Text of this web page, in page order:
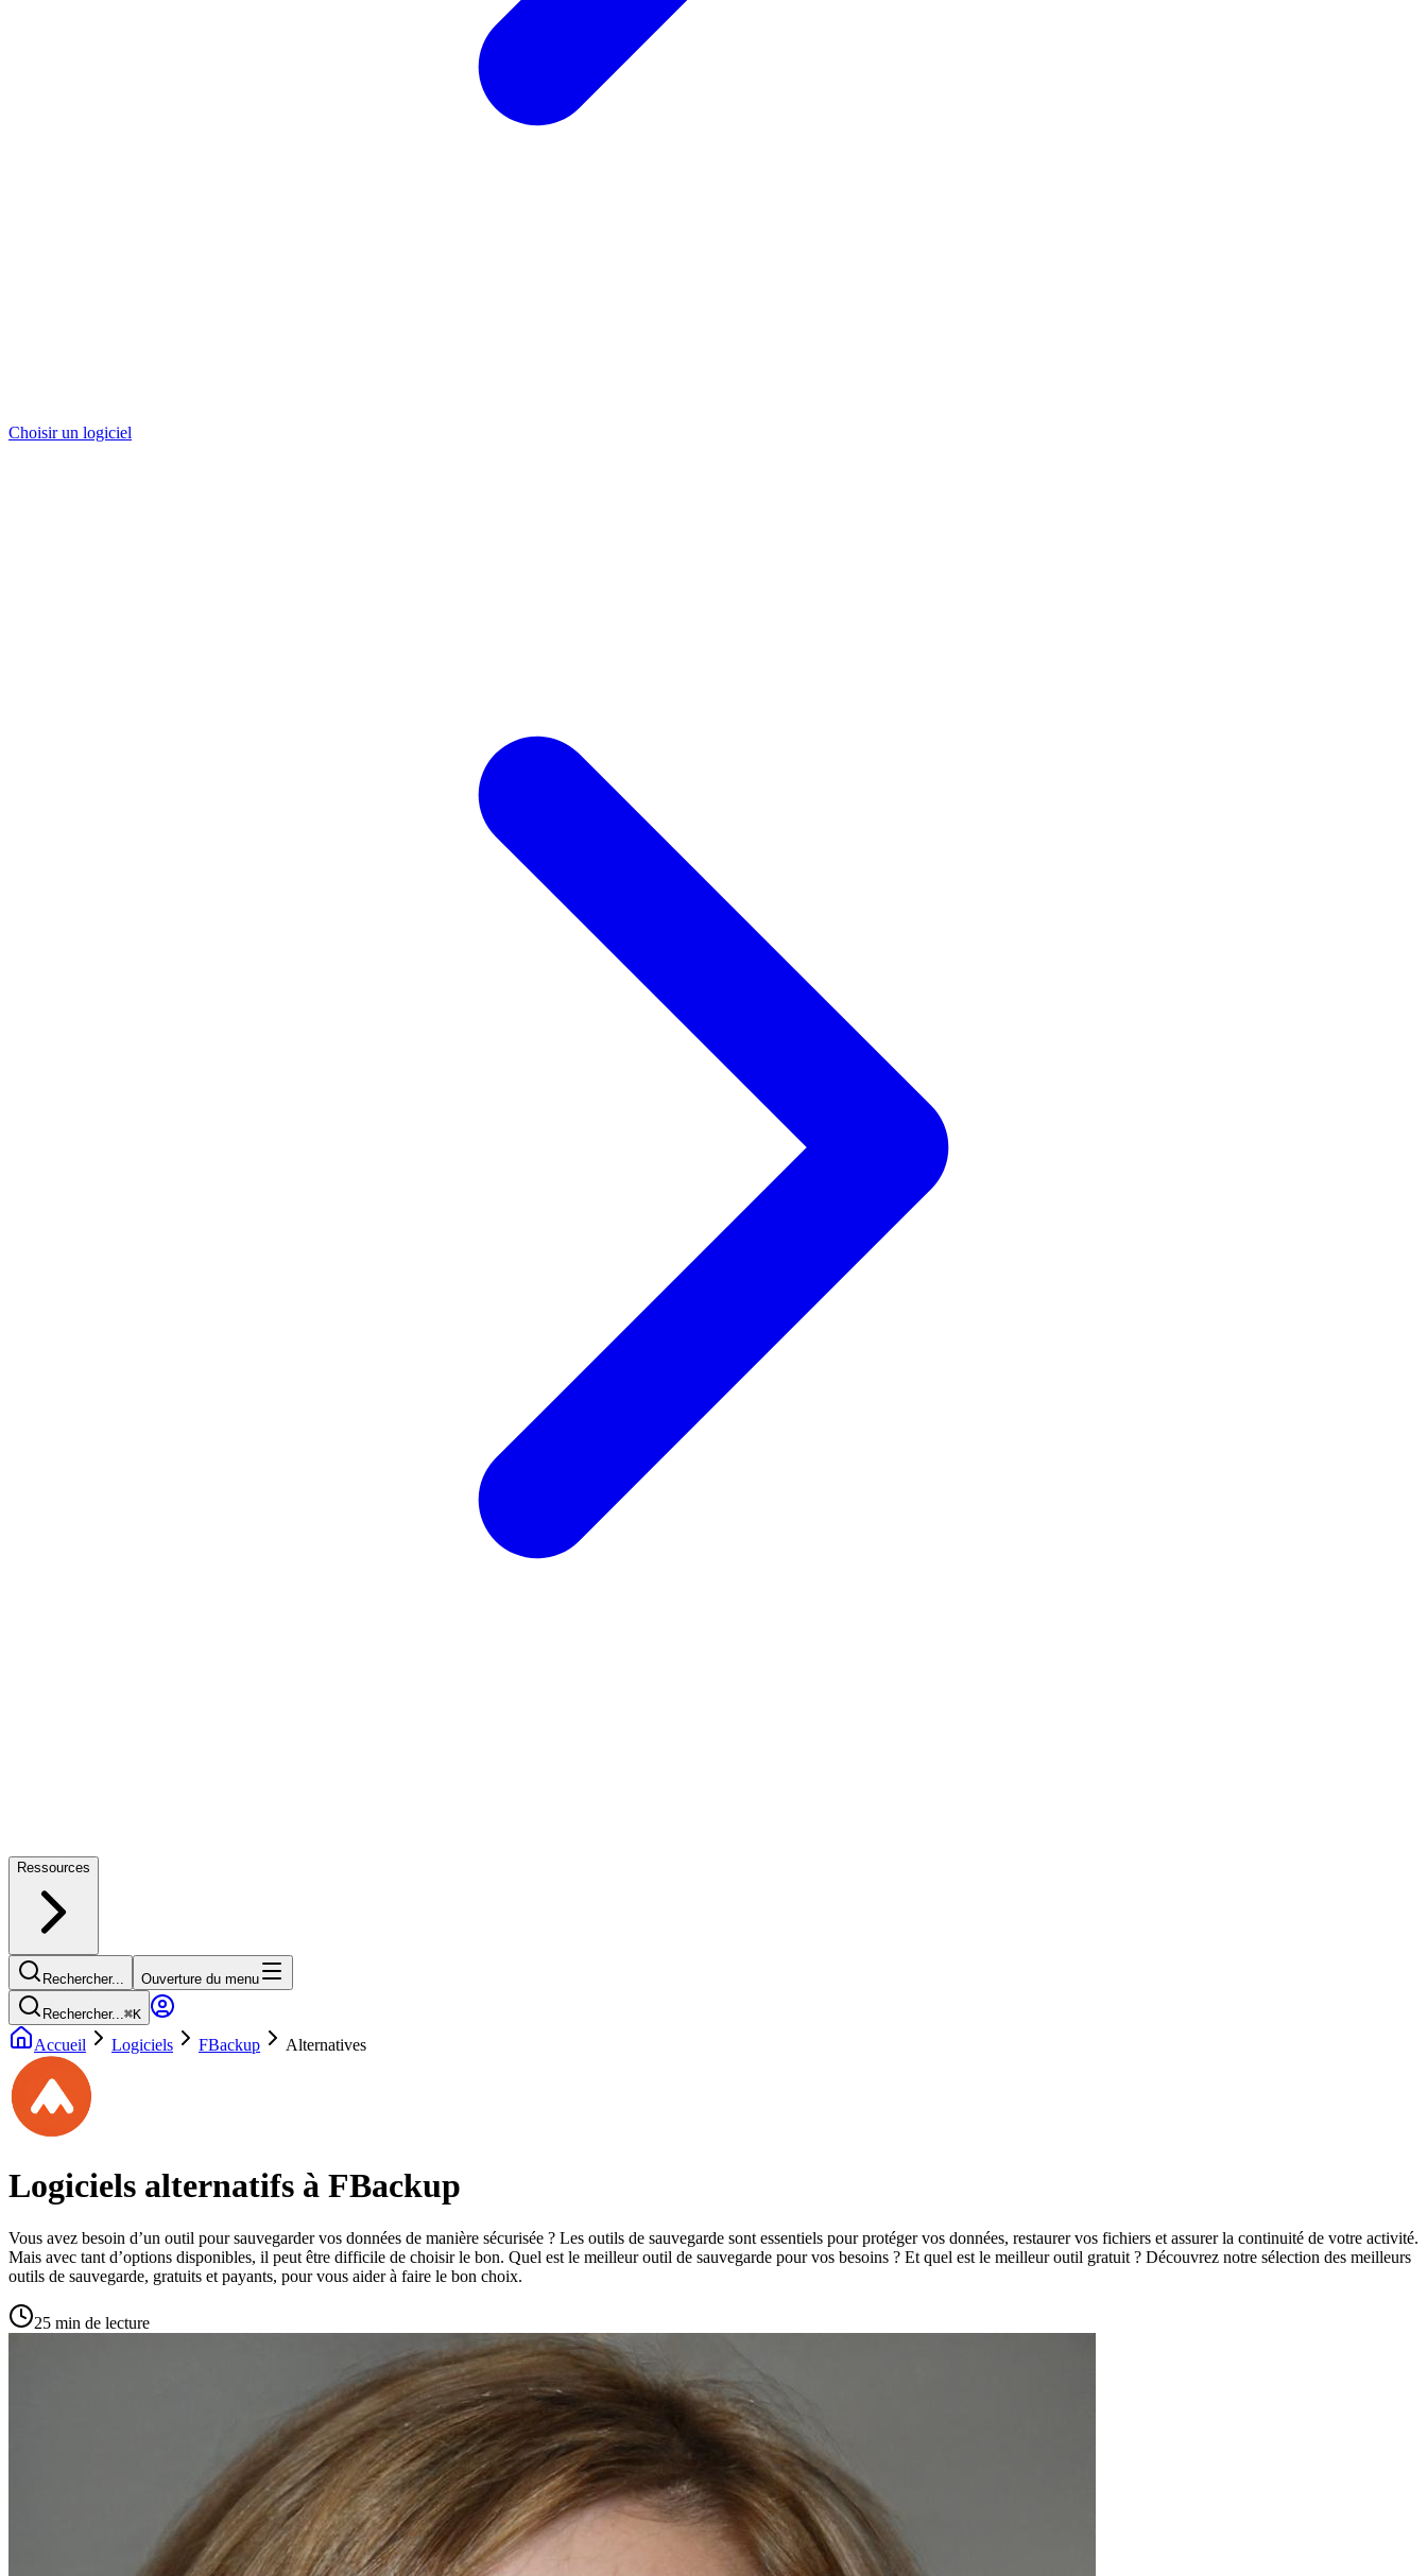
Choisir un logiciel
Ressources
Rechercher... Ouverture du menu
Rechercher...⌘K
Accueil Logiciels FBackup Alternatives
Logiciels alternatifs à FBackup
Vous avez besoin d’un outil pour sauvegarder vos données de manière sécurisée ? Les outils de sauvegarde sont essentiels pour protéger vos données, restaurer vos fichiers et assurer la continuité de votre activité.
Mais avec tant d’options disponibles, il peut être difficile de choisir le bon. Quel est le meilleur outil de sauvegarde pour vos besoins ? Et quel est le meilleur outil gratuit ? Découvrez notre sélection des meilleurs
outils de sauvegarde, gratuits et payants, pour vous aider à faire le bon choix.
25 min de lecture